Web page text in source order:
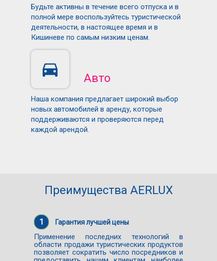
Будьте активны в течение всего отпуска и в
полной мере воспользуйтесь туристической
деятельности, в настоящее время и в
Кишиневе по самым низким ценам.
Авто
Наша компания предлагает широкий выбор
новых автомобилей в аренду, которые
поддерживаются и проверяются перед
каждой арендой.
Преимущества AERLUX
1 Гарантия лучшей цены
Применение последних технологий в
области продажи туристических продуктов
позволяет сократить число посредников и